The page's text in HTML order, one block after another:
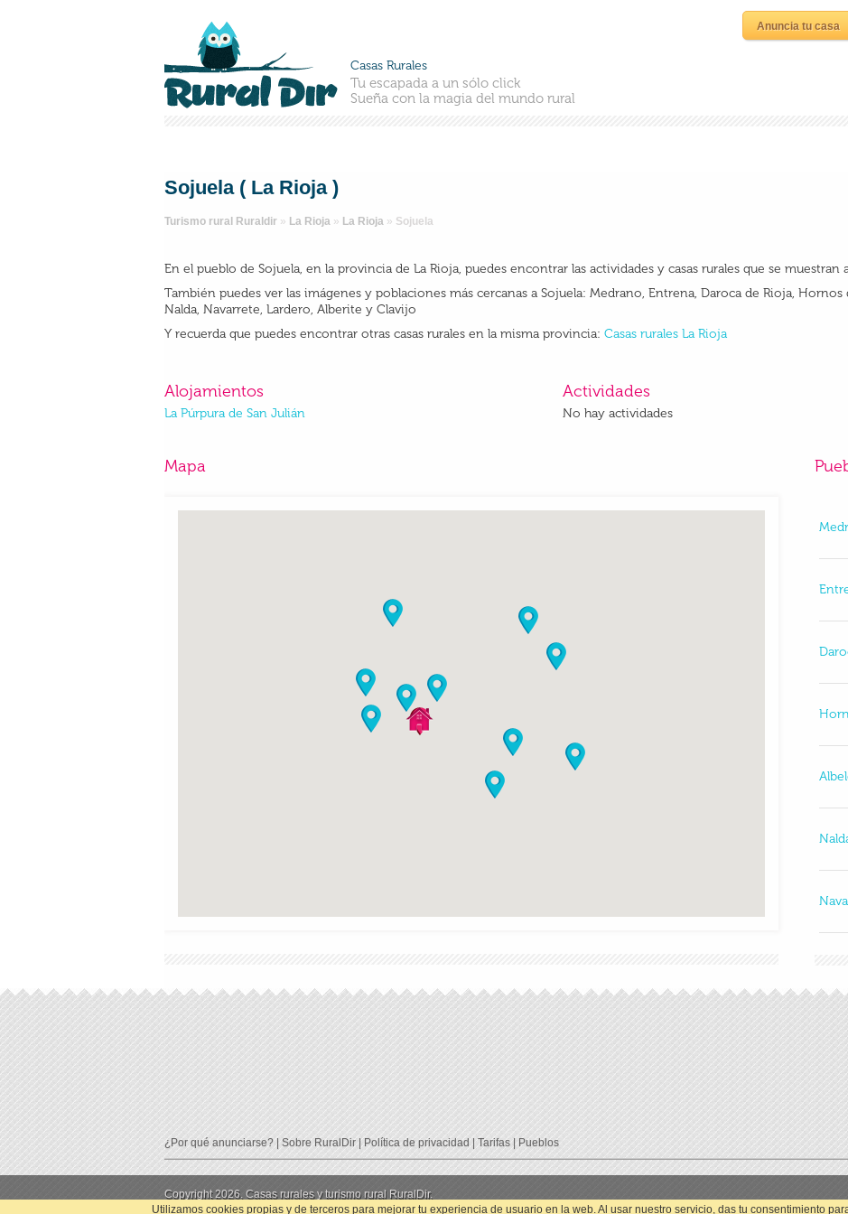
Casas Rurales
Tu escapada a un sólo click
Sueña con la magia del mundo rural
Anuncia tu casa
Sojuela ( La Rioja )
Turismo rural Ruraldir » La Rioja » La Rioja » Sojuela
En el pueblo de Sojuela, en la provincia de La Rioja, puedes encontrar las actividades y casas rurales que se
También puedes ver las imágenes y poblaciones más cercanas a Sojuela: Medrano, Entrena, Daroca de Rioja,
Nalda, Navarrete, Lardero, Alberite y Clavijo
Y recuerda que puedes encontrar otras casas rurales en la misma provincia: Casas rurales La Rioja
Alojamientos
La Púrpura de San Julián
Actividades
No hay actividades
Mapa
Utilizamos cookies propias y de terceros para mejorar tu experiencia de usuario en la web. Al usar nuestro servicio, das tu consentimiento
¿Por qué anunciarse?| Sobre RuralDir | Política de privacidad|Tarifas | Pueblos
Copyright 2026. Casas rurales y turismo rural RuralDir.